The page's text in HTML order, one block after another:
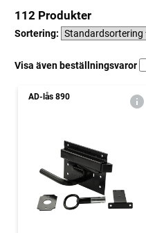
112 Produkter
Sortering:
Visa även beställningsvaror
AD-lås 890